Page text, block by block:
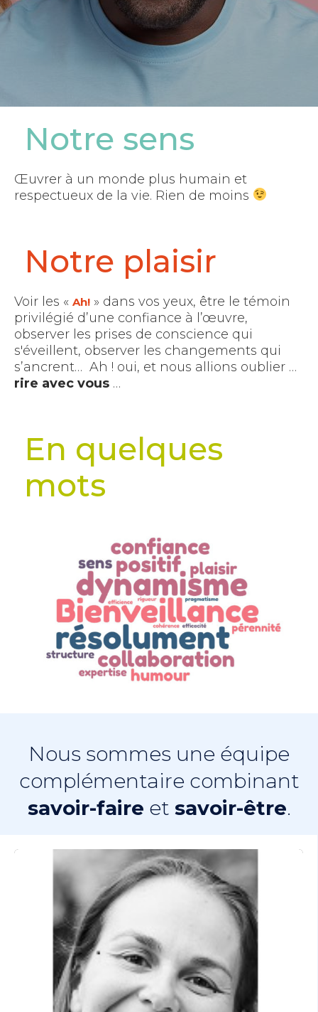
Notre sens
Œuvrer à un monde plus humain et
respectueux de la vie. Rien de moins
Notre plaisir
Voir les « Ah! » dans vos yeux, être le témoin
privilégié d’une confiance à l’œuvre,
observer les prises de conscience qui
s'éveillent, observer les changements qui
s’ancrent… Ah ! oui, et nous allions oublier …
rire avec vous …
En quelques
mots
Nous sommes une équipe
complémentaire combinant
savoir-faire et savoir-être.